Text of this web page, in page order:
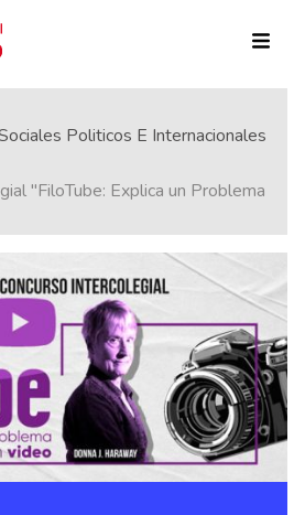
Politicos E Internacionales
"FiloTube: Explica un Problema